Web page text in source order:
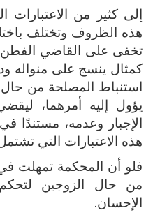
إلى كثير من الاعتبارات
هذه الظروف وتختلف
تخفى على القاضي
كمثال ينسج على منواله
استنباط المصلحة من
يؤول إليه أمرهما،
الإجبار وعدمه، مستندًا
هذه الاعتبارات التي
فلو أن المحكمة تمهلت
من حال الزوجين
الإحسان.